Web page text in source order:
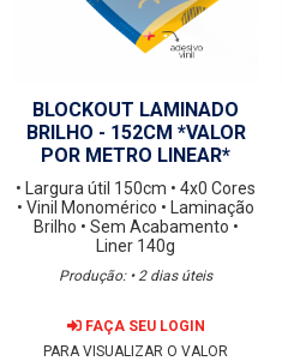
BLOCKOUT LAMINADO
BRILHO - 152CM *VALOR
POR METRO LINEAR*
• Largura útil 150cm • 4x0 Cores
• Vinil Monomérico • Laminação
Brilho • Sem Acabamento •
Liner 140g
Produção: • 2 dias úteis
FAÇA SEU LOGIN
PARA VISUALIZAR O VALOR